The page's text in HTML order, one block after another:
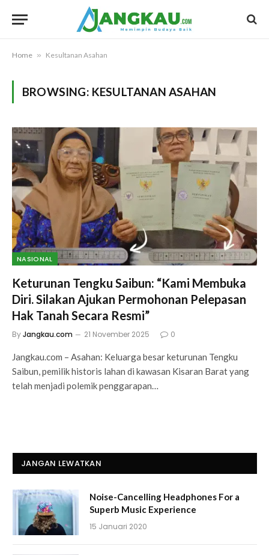
Home » Kesultanan Asahan
BROWSING: KESULTANAN ASAHAN
NASIONAL
Keturunan Tengku Saibun: “Kami Membuka
Diri. Silakan Ajukan Permohonan Pelepasan
Hak Tanah Secara Resmi”
ByJangkau.com 21 November 2025 0
Jangkau.com – Asahan: Keluarga besar keturunan Tengku
Saibun, pemilik historis lahan di kawasan Kisaran Barat yang
telah menjadi polemik penggarapan…
JANGAN LEWATKAN
Noise-Cancelling Headphones For a
Superb Music Experience
15 Januari 2020